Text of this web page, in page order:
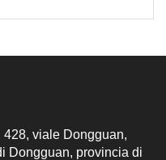
428, viale Dongguan,
Dongguan, provincia di